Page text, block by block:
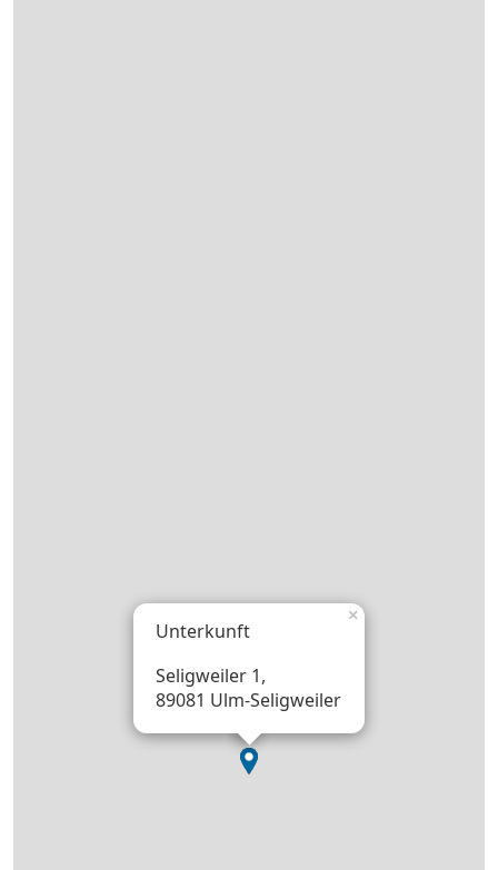
Unterkunft
Seligweiler 1,
89081 Ulm-Seligweiler
×